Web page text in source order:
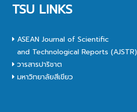
TSU LINKS
ASEAN Journal of Scientific
and Technological Reports (AJSTR)
วารสารปาริชาต
มหาวิทยาลัยสีเขียว